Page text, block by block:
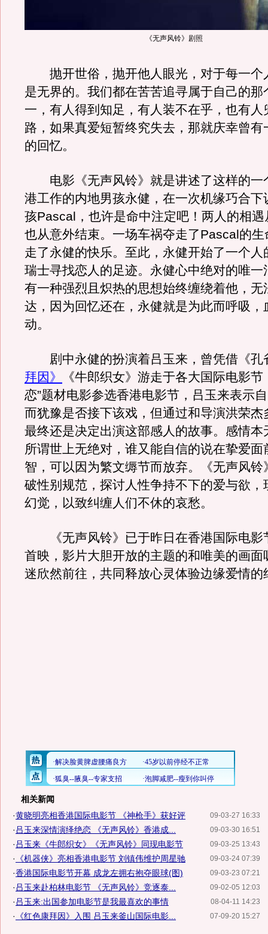
《无声风铃》剧照
抛开世俗，抛开他人眼光，对于每一个
是无界的。我们都在苦苦追寻属于自己的那
一，有人得到知足，有人装不在乎，也有人
路，如果真爱短暂终究失去，那就庆幸曾有
的回忆。
电影《无声风铃》就是讲述了这样的一
港工作的内地男孩永健，在一次机缘巧合下
孩Pascal，也许是命中注定吧！两人的相
也从意外结束。一场车祸夺走了Pascal的
走了永健的快乐。至此，永健开始了一个人
瑞士寻找恋人的足迹。永健心中绝对的唯一
有一种强烈且炽热的思想始终缠绕着他，无
达，因为回忆还在，永健就是为此而呼吸，
动。
剧中永健的扮演着吕玉来，曾凭借《孔
拜因》
《牛郎织女》游走于各大国际电影节
恋”题材电影参选香港电影节，吕玉来表示
而犹豫是否接下该戏，但通过和导演洪荣杰
最终还是决定出演这部感人的故事。感情本
所谓世上无绝对，谁又能自信的说在挚爱面
智，可以因为繁文缛节而放弃。《无声风铃
破性别规范，探讨人性争持不下的爱与欲，
幻觉，以致纠缠人们不休的哀愁。
《无声风铃》已于昨日在香港国际电影
首映，影片大胆开放的主题的和唯美的画面
迷欣然前往，共同释放心灵体验边缘爱情的
相关新闻
09-03-27 16:33
·黄晓明亮相香港国际电影节 《神枪手》获好评
09-03-30 16:51
· 吕玉来深情演绎绝恋 《无声风铃》香港成...
09-03-25 13:43
· 吕玉来《牛郎织女》《无声风铃》同现电影节
09-03-24 07:39
· 《机器侠》亮相香港电影节 刘镇伟维护周星驰
09-03-23 07:21
·香港国际电影节开幕 成龙左拥右抱夺眼球(图)
09-02-05 12:03
· 吕玉来赴柏林电影节 《无声风铃》竞逐泰...
08-04-11 14:23
· 吕玉来:出国参加电影节是我最喜欢的事情
07-09-20 15:27
· 《红色康拜因》入围 吕玉来釜山国际电影...